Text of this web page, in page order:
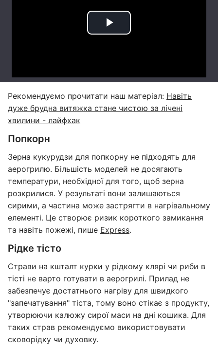
Рекомендуємо прочитати наш матеріал: Навіть
дуже брудна витяжка стане чистою за лічені
хвилини - лайфхак
Попкорн
Зерна кукурудзи для попкорну не підходять для
аерогрилю. Більшість моделей не досягають
температури, необхідної для того, щоб зерна
розкрилися. У результаті вони залишаються
сирими, а частина може застрягти в нагрівальному
елементі. Це створює ризик короткого замикання
та навіть пожежі, пише Express.
Рідке тісто
Страви на кшталт курки у рідкому клярі чи риби в
тісті не варто готувати в аерогрилі. Прилад не
забезпечує достатнього нагріву для швидкого
"запечатування" тіста, тому воно стікає з продукту,
утворюючи калюжу сирої маси на дні кошика. Для
таких страв рекомендуємо використовувати
сковорідку чи духовку.